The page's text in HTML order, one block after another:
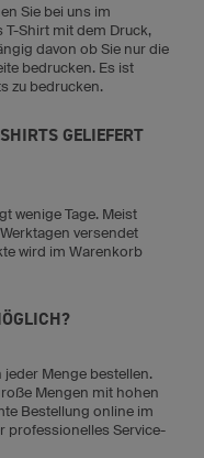
Sie bei uns im
T-Shirt mit dem Druck,
davon ob Sie nur die
bedrucken. Es ist
zu bedrucken.
GELIEFERT
wenige Tage. Meist
versendet
wird im Warenkorb
jeder Menge bestellen.
Mengen mit hohen
Bestellung online im
professionelles Service-